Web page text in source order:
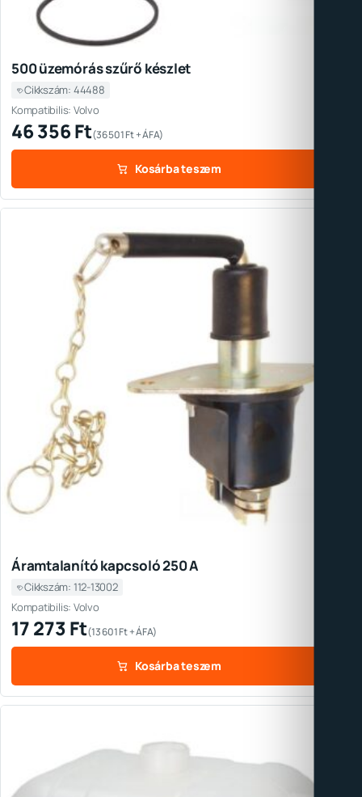
500 üzemórás szűrő készlet
Cikkszám: 44488
Kompatibilis: Volvo
46 356Ft(36 501Ft+ ÁFA)
Kosárba teszem
Áramtalanító kapcsoló 250 A
Cikkszám: 112-13002
Kompatibilis: Volvo
17 273Ft(13 601Ft+ ÁFA)
Kosárba teszem